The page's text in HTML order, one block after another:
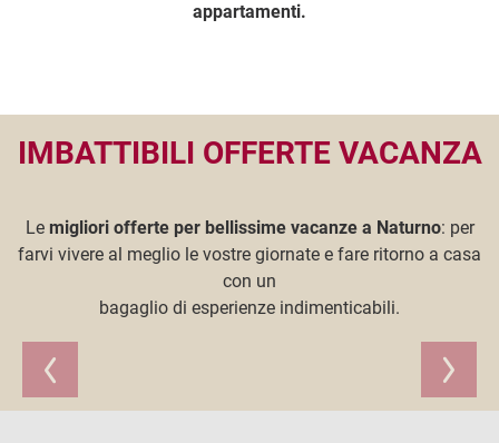
appartamenti.
IMBATTIBILI OFFERTE VACANZA
Lemigliori offerte per bellissime vacanze a Naturno: per
farvi vivere al meglio le vostre giornate e fare ritorno a casa
con un
bagaglio di esperienze indimenticabili.